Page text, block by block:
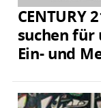
CENTURY
suchen für
Ein- und